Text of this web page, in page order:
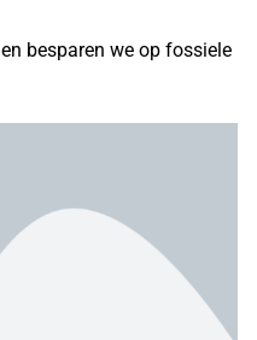
besparen we op fossiele